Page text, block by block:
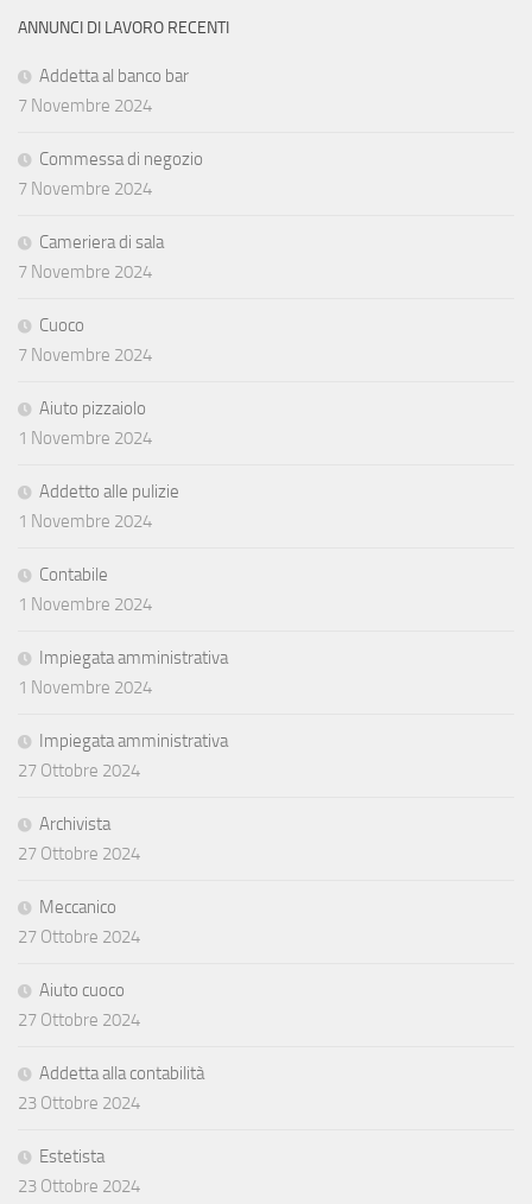
ANNUNCI DI LAVORO RECENTI
Addetta al banco bar
7 Novembre 2024
Commessa di negozio
7 Novembre 2024
Cameriera di sala
7 Novembre 2024
Cuoco
7 Novembre 2024
Aiuto pizzaiolo
1 Novembre 2024
Addetto alle pulizie
1 Novembre 2024
Contabile
1 Novembre 2024
Impiegata amministrativa
1 Novembre 2024
Impiegata amministrativa
27 Ottobre 2024
Archivista
27 Ottobre 2024
Meccanico
27 Ottobre 2024
Aiuto cuoco
27 Ottobre 2024
Addetta alla contabilità
23 Ottobre 2024
Estetista
23 Ottobre 2024